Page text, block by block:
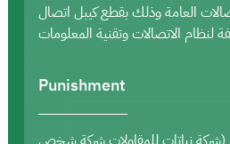
العامة وذلك بقطع كيبل اتصال
لنظام الاتصالات وتقنية المعلومات
Punishment